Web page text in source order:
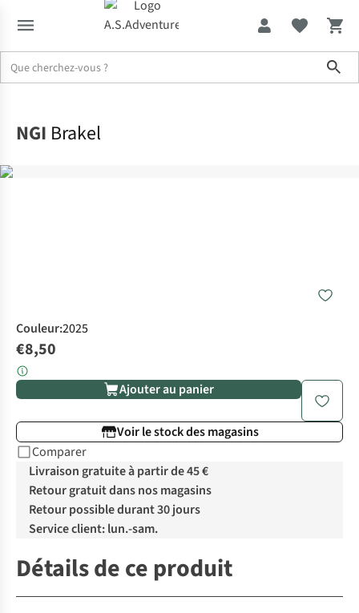
NGI Brakel
Couleur:2025
€8,50
Ajouter au panier
Voir le stock des magasins
Comparer
Livraison gratuite à partir de 45 €
Retour gratuit dans nos magasins
Retour possible durant 30 jours
Service client: lun.-sam.
Détails de ce produit